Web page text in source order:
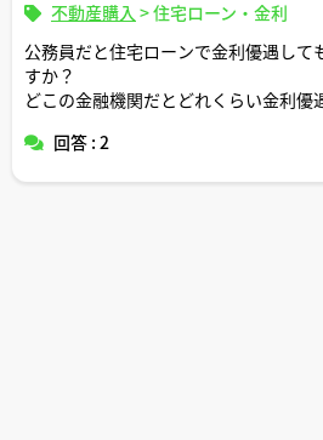
不動産購入 >住宅ローン・金利
公務員だと住宅ローンで金利優遇して
すか？
どこの金融機関だとどれくらい金利優
回答 : 2